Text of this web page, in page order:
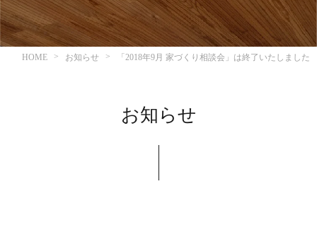
HOME お知らせ 「2018年9月 家づくり相談会」は終了いたしました
お知らせ